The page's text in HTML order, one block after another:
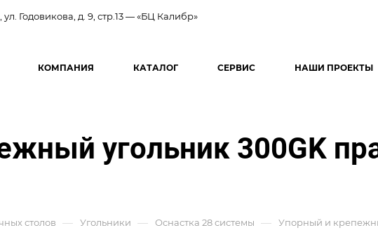
ул. Годовикова, д. 9, стр.13 — «БЦ Калибр»
КОМПАНИЯ КАТАЛОГ СЕРВИС НАШИ ПРОЕКТЫ
угольник 300GK
столов — Угольники — Оснастка 28 системы — Упорный и